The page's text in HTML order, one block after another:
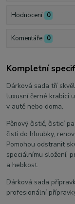
Hodnocení 0
Komentáře 0
Kompletní
Dárková sada tří
luxusní černé krabici
v autě nebo doma.
Pěnový čistič, čisticí
čistí do hloubky,
Pomohou odstranit
speciálnímu složení,
a hebkost.
Dárková sada
profesionální